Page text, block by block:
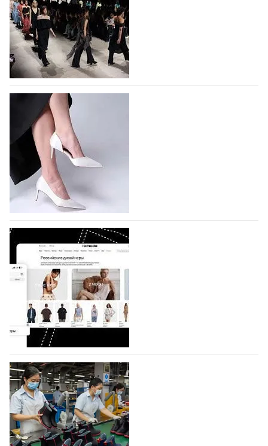
На участие в Московской неделе моды
подано 1047 заявок
На участие в седьмой Московской неделе моды,
которая пройдет в российской столице с 26 сентября
по 1 октября, уже подано 1047 заявок. Примерно
половину из них (494) прислали дизайнеры,
коллекции которых не были представлены в…
07.08.2026 316
BALLINA представит свои новинки на Euro
Shoes
Компания BALLINA Guangzhou Lihuang Footwear
Co., Ltd., основанная в 2011 году и расположенная в
Гуанчжоу, столице моды Китая, является
профессиональной обувной компанией,
объединяющей разработку, производство и…
07.08.2026 238
На платформе Lamoda - новый раздел и
условия продвижения локальных
дизайнерских марок
Российский маркетплейс Lamoda решил обновить